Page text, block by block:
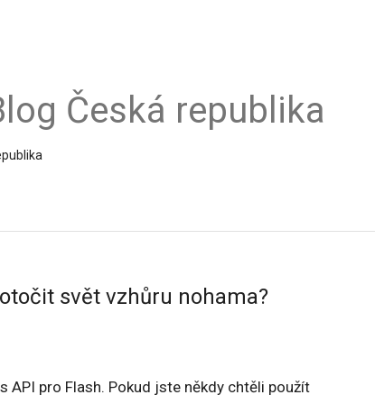
Česká republika
svět vzhůru nohama?
API pro Flash. Pokud jste někdy chtěli použít